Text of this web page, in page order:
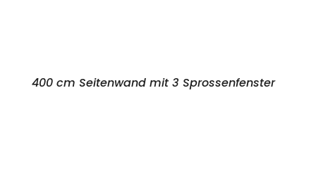
400 cm Seitenwand mit 3 Sprossenfenster